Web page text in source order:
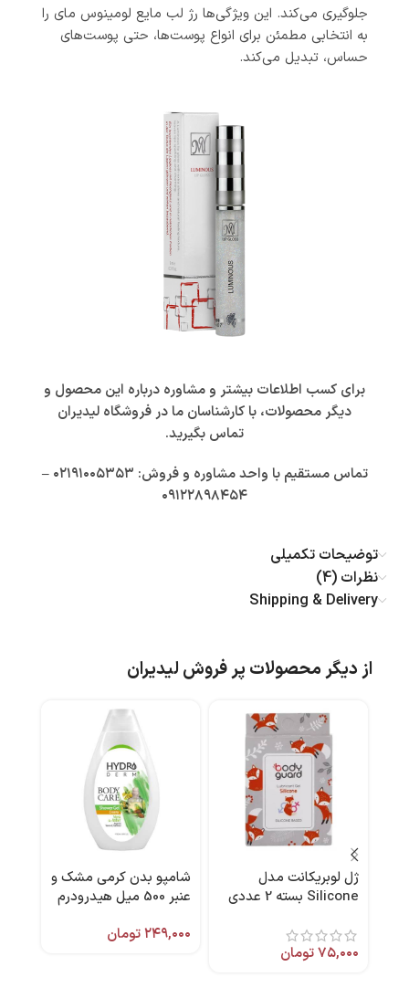
جلوگیری می‌کند. این ویژگی‌ها رژ لب مایع لومینوس مای را
به انتخابی مطمئن برای انواع پوست‌ها، حتی پوست‌های
حساس، تبدیل می‌کند.
برای کسب اطلاعات بیشتر و مشاوره درباره این محصول و
دیگر محصولات، با کارشناسان ما در فروشگاه لیدیران
تماس بگیرید.
تماس مستقیم با واحد مشاوره و فروش: ۰۲۱۹۱۰۰۵۳۵۳ –
۰۹۱۲۲۸۹۸۴۵۴
توضیحات تکمیلی
نظرات (4)
Shipping & Delivery
از دیگر محصولات پر فروش لیدیران
ژل لوبریکانت مدل
Silicone بسته 2 عددی
۷۵,۰۰۰تومان
شامپو بدن کرمی مشک و
عنبر 500 میل هیدرودرم
۲۴۹,۰۰۰تومان